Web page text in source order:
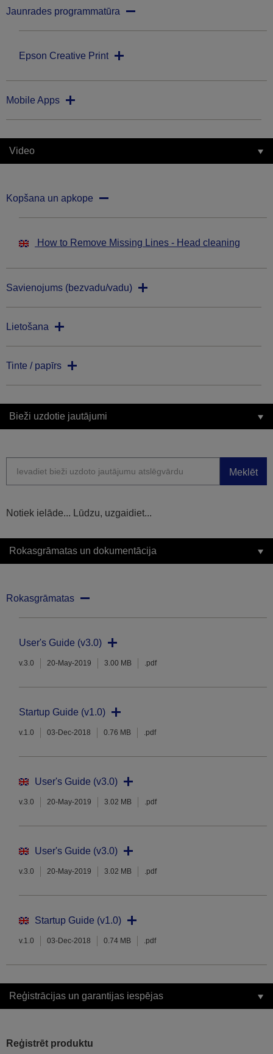
Jaunrades programmatūra
Epson Creative Print
Mobile Apps
Video
Kopšana un apkope
How to Remove Missing Lines - Head cleaning
Savienojums (bezvadu/vadu)
Lietošana
Tinte / papīrs
Bieži uzdotie jautājumi
Meklēt
Notiek ielāde... Lūdzu, uzgaidiet...
Rokasgrāmatas un dokumentācija
Rokasgrāmatas
User's Guide (v3.0)
v.3.0 20-May-2019 3.00 MB .pdf
Startup Guide (v1.0)
v.1.0 03-Dec-2018 0.76 MB .pdf
User's Guide (v3.0)
v.3.0 20-May-2019 3.02 MB .pdf
User's Guide (v3.0)
v.3.0 20-May-2019 3.02 MB .pdf
Startup Guide (v1.0)
v.1.0 03-Dec-2018 0.74 MB .pdf
Reģistrācijas un garantijas iespējas
Reģistrēt produktu